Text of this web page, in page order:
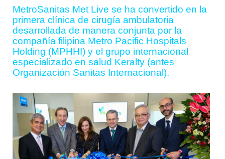
MetroSanitas Met Live se ha convertido en la
primera clínica de cirugía ambulatoria
desarrollada de manera conjunta por la
compañía filipina Metro Pacific Hospitals
Holding (MPHHI) y el grupo internacional
especializado en salud Keralty (antes
Organización Sanitas Internacional).